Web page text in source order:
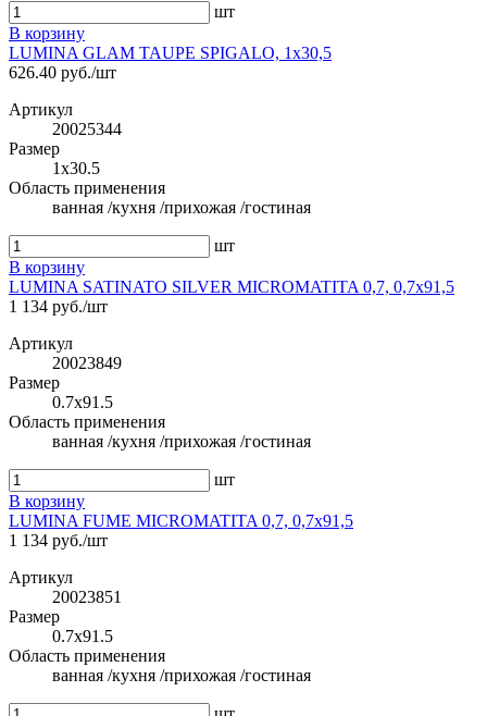
шт
В корзину
LUMINA GLAM TAUPE SPIGALO, 1x30,5
626.40 руб./шт
Артикул
20025344
Размер
1x30.5
Область применения
ванная /кухня /прихожая /гостиная
шт
В корзину
LUMINA SATINATO SILVER MICROMATITA 0,7, 0,7x91,5
1 134 руб./шт
Артикул
20023849
Размер
0.7x91.5
Область применения
ванная /кухня /прихожая /гостиная
шт
В корзину
LUMINA FUME MICROMATITA 0,7, 0,7x91,5
1 134 руб./шт
Артикул
20023851
Размер
0.7x91.5
Область применения
ванная /кухня /прихожая /гостиная